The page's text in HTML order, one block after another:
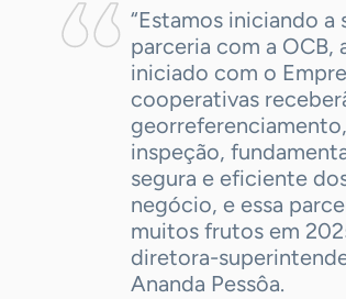
“Estamos iniciando a
parceria com a
iniciado com o
cooperativas
inspeção,
segura e eficiente
negócio, e essa
muitos frutos em
diretora-
Ananda Pessôa.